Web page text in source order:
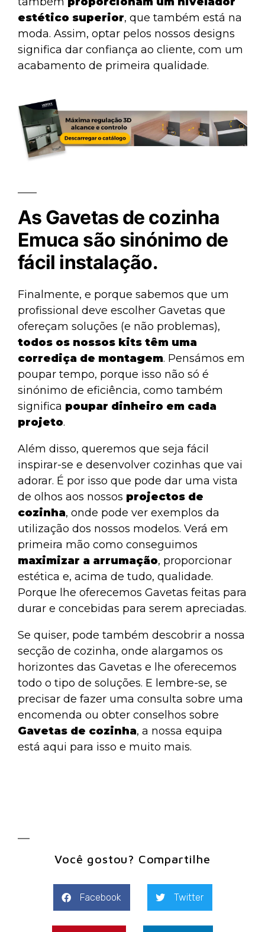
estético superior, que também está na
moda. Assim, optar pelos nossos designs
significa dar confiança ao cliente, com um
acabamento de primeira qualidade.
As Gavetas de cozinha
Emuca são sinónimo de
fácil instalação.
Finalmente, e porque sabemos que um
profissional deve escolher Gavetas que
ofereçam soluções (e não problemas),
todos os nossos kits têm uma
corrediça de montagem. Pensámos em
poupar tempo, porque isso não só é
sinónimo de eficiência, como também
significa poupar dinheiro em cada
projeto.
Além disso, queremos que seja fácil
inspirar-se e desenvolver cozinhas que vai
adorar. É por isso que pode dar uma vista
de olhos aos nossos projectos de
cozinha, onde pode ver exemplos da
utilização dos nossos modelos. Verá em
primeira mão como conseguimos
maximizar a arrumação, proporcionar
estética e, acima de tudo, qualidade.
Porque lhe oferecemos Gavetas feitas para
durar e concebidas para serem apreciadas.
Se quiser, pode também descobrir a nossa
secção de cozinha, onde alargamos os
horizontes das Gavetas e lhe oferecemos
todo o tipo de soluções. E lembre-se, se
precisar de fazer uma consulta sobre uma
encomenda ou obter conselhos sobre
Gavetas de cozinha, a nossa equipa
está aqui para isso e muito mais.
Você gostou? Compartilhe
Facebook Twitter